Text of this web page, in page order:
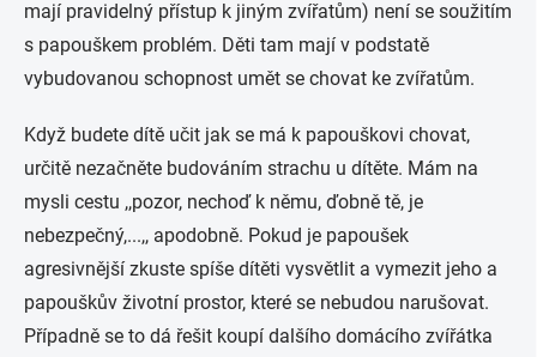
mají pravidelný přístup k jiným zvířatům) není se soužitím
s papouškem problém. Děti tam mají v podstatě
vybudovanou schopnost umět se chovat ke zvířatům.
Když budete dítě učit jak se má k papouškovi chovat,
určitě nezačněte budováním strachu u dítěte. Mám na
mysli cestu ,,pozor, nechoď k němu, ďobně tě, je
nebezpečný,...,, apodobně. Pokud je papoušek
agresivnější zkuste spíše dítěti vysvětlit a vymezit jeho a
papouškův životní prostor, které se nebudou narušovat.
Případně se to dá řešit koupí dalšího domácího zvířátka